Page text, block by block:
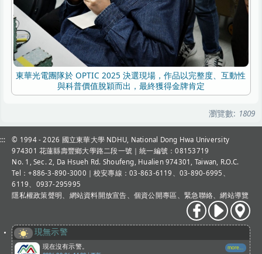
東華光電團隊於 OPTIC 2025 決選現場，作品以完整度、互動性
與科普價值脫穎而出，最終獲得金牌肯定
瀏覽數: 1809
::: © 1994 - 2026 國立東華大學 NDHU, National Dong Hwa University
974301 花蓮縣壽豐鄉大學路二段一號｜統一編號：08153719
No. 1, Sec. 2, Da Hsueh Rd. Shoufeng, Hualien 974301, Taiwan, R.O.C.
Tel：+886-3-890-3000 ｜校安專線：03-863-6119、03-890-6995、
6119、0937-295995
隱私權政策聲明、 網站資料開放宣告、 個資公開專區 、緊急聯絡、網站導覽
現無示警
現在沒有示警。
more...